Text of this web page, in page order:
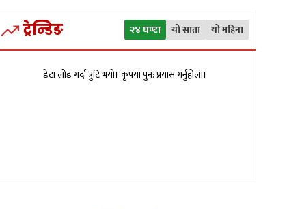
ट्रेन्डिङ २४ घण्टा यो साता यो महिना
डेटा लोड गर्दा त्रुटि भयो। कृपया पुन: प्रयास गर्नुहोला।